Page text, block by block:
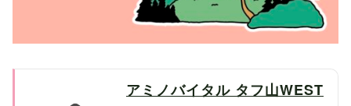
アミノバイタル タフ山WEST